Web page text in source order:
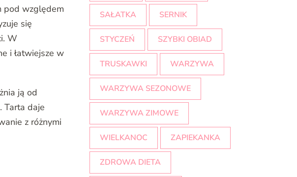
pod względem
się
W
i łatwiejsze w
ją od
Tarta daje
z różnymi
SAŁATKA SERNIK
STYCZEŃ SZYBKI OBIAD
TRUSKAWKI WARZYWA
WARZYWA SEZONOWE
WARZYWA ZIMOWE
WIELKANOC ZAPIEKANKA
ZDROWA DIETA